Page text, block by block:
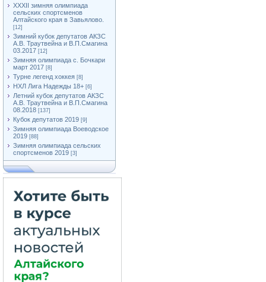
XXXII зимняя олимпиада
сельских спортсменов
Алтайского края в Завьялово.
[12]
Зимний кубок депутатов АКЗС
А.В. Траутвейна и В.П.Смагина
03.2017 [12]
Зимняя олимпиада с. Бочкари
март 2017 [8]
Турне легенд хоккея [8]
НХЛ Лига Надежды 18+ [6]
Летний кубок депутатов АКЗС
А.В. Траутвейна и В.П.Смагина
08.2018 [137]
Кубок депутатов 2019 [9]
Зимняя олимпиада Воеводское
2019 [88]
Зимняя олимпиада сельских
спортсменов 2019 [3]